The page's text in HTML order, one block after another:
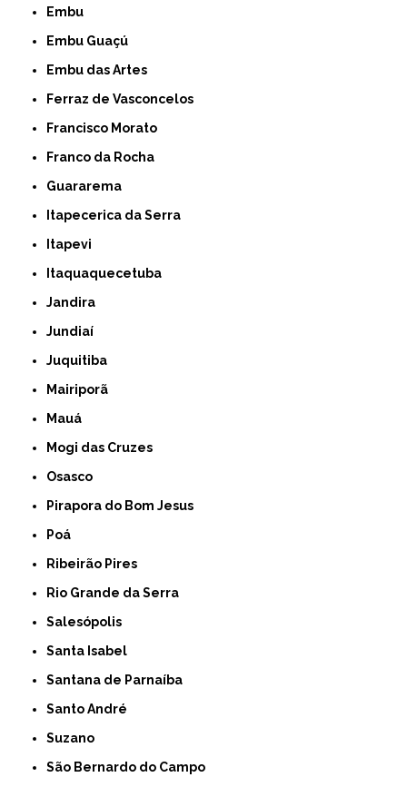
Embu
Embu Guaçú
Embu das Artes
Ferraz de Vasconcelos
Francisco Morato
Franco da Rocha
Guararema
Itapecerica da Serra
Itapevi
Itaquaquecetuba
Jandira
Jundiaí
Juquitiba
Mairiporã
Mauá
Mogi das Cruzes
Osasco
Pirapora do Bom Jesus
Poá
Ribeirão Pires
Rio Grande da Serra
Salesópolis
Santa Isabel
Santana de Parnaíba
Santo André
Suzano
São Bernardo do Campo